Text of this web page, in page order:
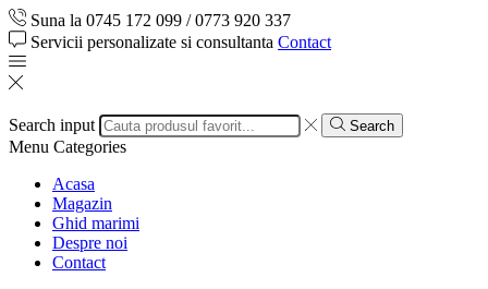
Suna la 0745 172 099 / 0773 920 337
Servicii personalizate si consultanta Contact
Search input Search
Menu Categories
Acasa
Magazin
Ghid marimi
Despre noi
Contact